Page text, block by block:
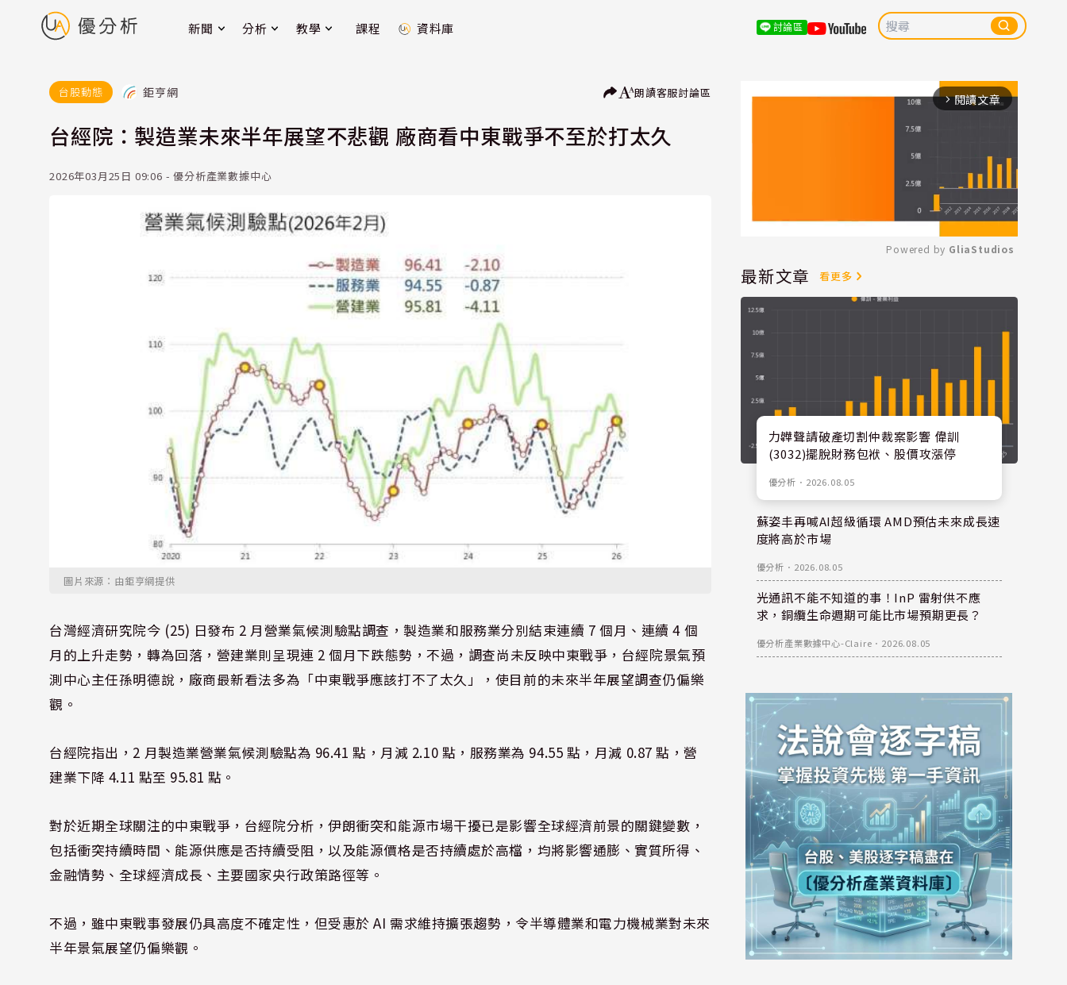
新聞 分析 教學 課程 資料庫 討論區
台股動態 鉅亨網 朗讀客服討論區
台經院：製造業未來半年展望不悲觀 廠商看中東戰爭不至於打太久
2026年03月25日 09:06 - 優分析產業數據中心
圖片來源：由鉅亨網提供
台灣經濟研究院今 (25) 日發布 2 月營業氣候測驗點調查，製造業和服務業分別結束連續 7 個月、連續 4 個
月的上升走勢，轉為回落，營建業則呈現連 2 個月下跌態勢，不過，調查尚未反映中東戰爭，台經院景氣預
測中心主任孫明德說，廠商最新看法多為「中東戰爭應該打不了太久」，使目前的未來半年展望調查仍偏樂
觀。
台經院指出，2 月製造業營業氣候測驗點為 96.41 點，月減 2.10 點，服務業為 94.55 點，月減 0.87 點，營
建業下降 4.11 點至 95.81 點。
對於近期全球關注的中東戰爭，台經院分析，伊朗衝突和能源市場干擾已是影響全球經濟前景的關鍵變數，
包括衝突持續時間、能源供應是否持續受阻，以及能源價格是否持續處於高檔，均將影響通膨、實質所得、
金融情勢、全球經濟成長、主要國家央行政策路徑等。
不過，雖中東戰事發展仍具高度不確定性，但受惠於 AI 需求維持擴張趨勢，令半導體業和電力機械業對未來
半年景氣展望仍偏樂觀。
arrow_forward_ios 閱讀文章
Mute
Powered by GliaStudios
最新文章 看更多
力韡聲請破產切割仲裁案影響 偉訓
(3032)擺脫財務包袱、股價攻漲停
優分析 ． 2026.08.05
蘇姿丰再喊AI超級循環 AMD預估未來成長速
度將高於市場
優分析 ． 2026.08.05
光通訊不能不知道的事！InP 雷射供不應
求，銅纜生命週期可能比市場預期更長？
優分析產業數據中心-Claire ． 2026.08.05